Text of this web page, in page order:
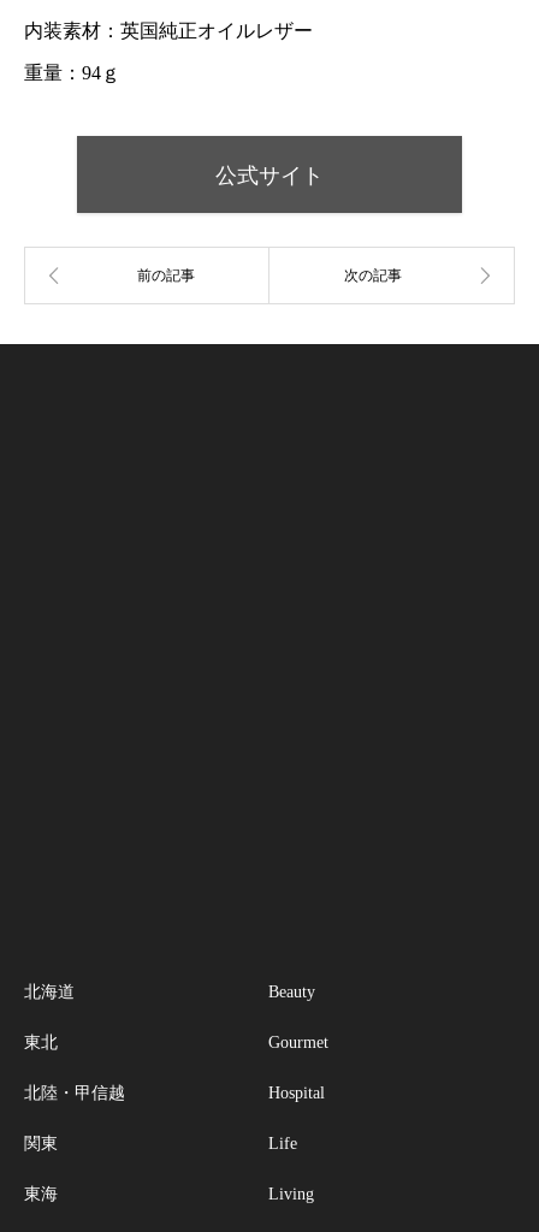
内装素材：英国純正オイルレザー
重量：94ｇ
公式サイト
北海道
東北
北陸・甲信越
関東
東海
Beauty
Gourmet
Hospital
Life
Living